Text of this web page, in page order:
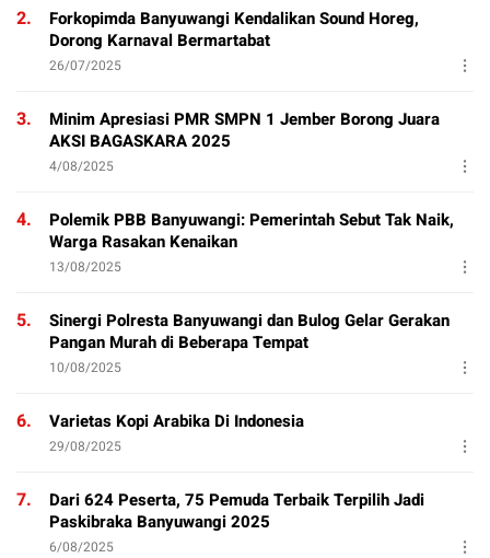
2.
Forkopimda Banyuwangi Kendalikan Sound Horeg,
Dorong Karnaval Bermartabat
26/07/2025
3.
Minim Apresiasi PMR SMPN 1 Jember Borong Juara
AKSI BAGASKARA 2025
4/08/2025
4.
Polemik PBB Banyuwangi: Pemerintah Sebut Tak Naik,
Warga Rasakan Kenaikan
13/08/2025
5.
Sinergi Polresta Banyuwangi dan Bulog Gelar Gerakan
Pangan Murah di Beberapa Tempat
10/08/2025
6. Varietas Kopi Arabika Di Indonesia
29/08/2025
7.
Dari 624 Peserta, 75 Pemuda Terbaik Terpilih Jadi
Paskibraka Banyuwangi 2025
6/08/2025